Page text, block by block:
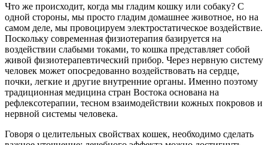
Что же происходит, когда мы гладим кошку или собаку? С
одной стороны, мы просто гладим домашнее животное, но на
самом деле, мы провоцируем электростатическое воздействие.
Поскольку современная физиотерапия базируется на
воздействии слабыми токами, то кошка представляет собой
живой физиотерапевтический прибор. Через нервную систему
человек может опосредованно воздействовать на сердце,
почки, легкие и другие внутренние органы. Именно поэтому
традиционная медицина стран Востока основана на
рефлексотерапии, тесном взаимодействии кожных покровов и
нервной системы человека.
Говоря о целительных свойствах кошек, необходимо сделать